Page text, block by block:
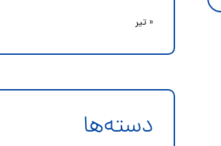
« تیر
دسته‌ها